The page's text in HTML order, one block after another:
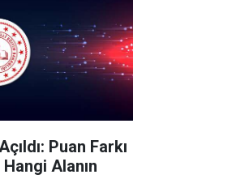
Puan Farkı
Alanın